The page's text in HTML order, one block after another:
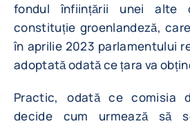
fondul înființării unei alte
constituție groenlandeză,
în aprilie 2023 parlamentului
adoptată odată ce țara va
Practic, odată ce comisia
decide cum urmează să